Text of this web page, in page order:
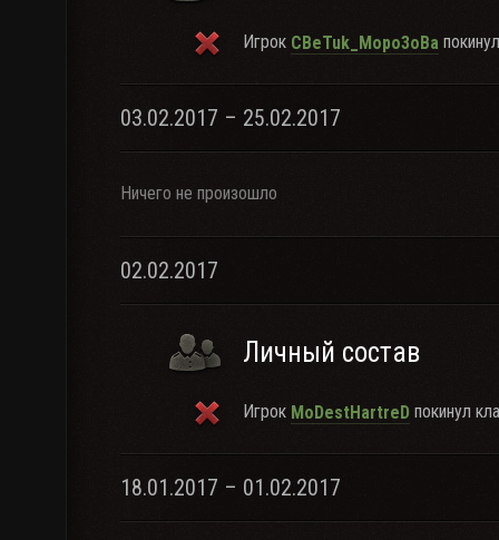
Игрок CBeTuk_Mopo3oBa
03.02.2017 – 25.02.2017
Ничего не произошло
02.02.2017
Личный состав
Игрок MoDestHartreD покинул
18.01.2017 – 01.02.2017